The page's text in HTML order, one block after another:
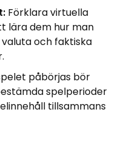
Förklara virtuella
lära dem hur man
och faktiska
påbörjas bör
spelperioder
tillsammans